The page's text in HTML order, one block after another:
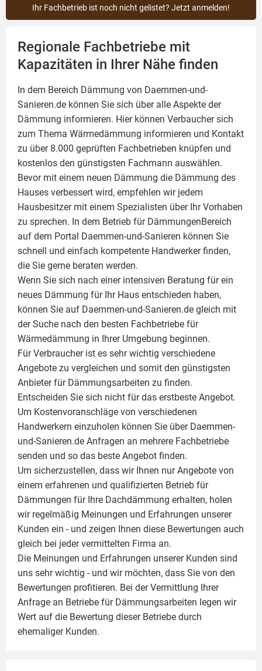
Ihr Fachbetrieb ist noch nicht gelistet? Jetzt anmelden!
Regionale Fachbetriebe mit
Kapazitäten in Ihrer Nähe finden
In dem Bereich Dämmung von Daemmen-und-
Sanieren.de können Sie sich über alle Aspekte der
Dämmung informieren. Hier können Verbaucher sich
zum Thema Wärmedämmung informieren und Kontakt
zu über 8.000 geprüften Fachbetrieben knüpfen und
kostenlos den günstigsten Fachmann auswählen.
Bevor mit einem neuen Dämmung die Dämmung des
Hauses verbessert wird, empfehlen wir jedem
Hausbesitzer mit einem Spezialisten über Ihr Vorhaben
zu sprechen. In dem Betrieb für DämmungenBereich
auf dem Portal Daemmen-und-Sanieren können Sie
schnell und einfach kompetente Handwerker finden,
die Sie gerne beraten werden.
Wenn Sie sich nach einer intensiven Beratung für ein
neues Dämmung für Ihr Haus entschieden haben,
können Sie auf Daemmen-und-Sanieren.de gleich mit
der Suche nach den besten Fachbetriebe für
Wärmedämmung in Ihrer Umgebung beginnen.
Für Verbraucher ist es sehr wichtig verschiedene
Angebote zu vergleichen und somit den günstigsten
Anbieter für Dämmungsarbeiten zu finden.
Entscheiden Sie sich nicht für das erstbeste Angebot.
Um Kostenvoranschläge von verschiedenen
Handwerkern einzuholen können Sie über Daemmen-
und-Sanieren.de Anfragen an mehrere Fachbetriebe
senden und so das beste Angebot finden.
Um sicherzustellen, dass wir Ihnen nur Angebote von
einem erfahrenen und qualifizierten Betrieb für
Dämmungen für Ihre Dachdämmung erhalten, holen
wir regelmäßig Meinungen und Erfahrungen unserer
Kunden ein - und zeigen Ihnen diese Bewertungen auch
gleich bei jeder vermittelten Firma an.
Die Meinungen und Erfahrungen unserer Kunden sind
uns sehr wichtig - und wir möchten, dass Sie von den
Bewertungen profitieren. Bei der Vermittlung Ihrer
Anfrage an Betriebe für Dämmungsarbeiten legen wir
Wert auf die Bewertung dieser Betriebe durch
ehemaliger Kunden.